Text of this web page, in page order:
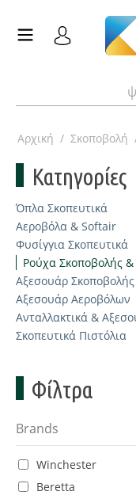
Αρχική / Σκοποβολή
Κατηγορίες
Όπλα Σκοπευτικά
Αεροβόλα & Softair
Φυσίγγια Σκοπευτικά
Ρούχα Σκοποβολής
Αξεσουάρ Σκοποβολής
Αξεσουάρ Αεροβόλων
Ανταλλακτικά &
Σκοπευτικά Πιστόλια
Φίλτρα
Brands
Winchester
Beretta